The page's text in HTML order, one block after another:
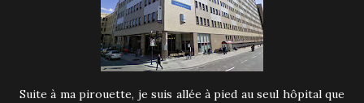
Suite à ma pirouette, je suis allée à pied au seul hôpital que